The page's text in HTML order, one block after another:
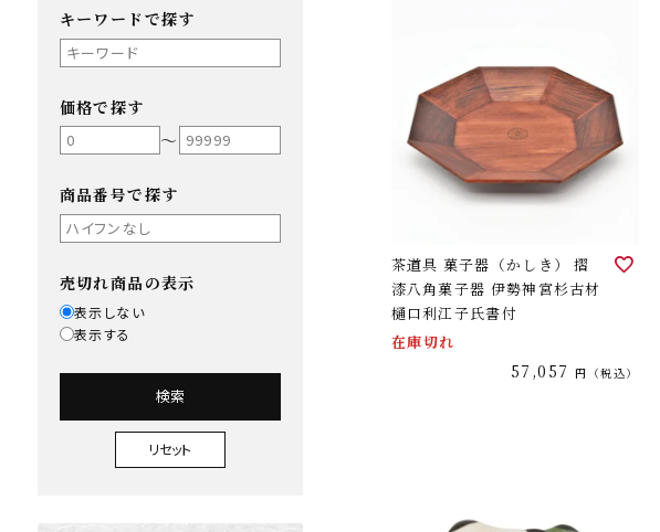
キーワードで探す
価格で探す
〜
商品番号で探す
売切れ商品の表示
表示しない
表示する
検索
リセット
茶道具 菓子器（かしき） 摺
漆八角菓子器 伊勢神宮杉古材
樋口利江子氏書付
在庫切れ
57,057 税込